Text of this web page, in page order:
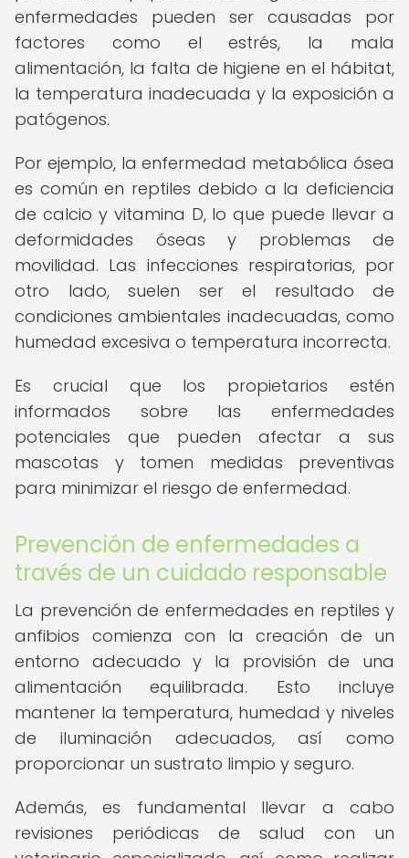
enfermedades pueden ser causadas por
factores como el estrés, la mala
alimentación, la falta de higiene en el hábitat,
la temperatura inadecuada y la exposición a
patógenos.
Por ejemplo, la enfermedad metabólica ósea
es común en reptiles debido a la deficiencia
de calcio y vitamina D, lo que puede llevar a
deformidades óseas y problemas de
movilidad. Las infecciones respiratorias, por
otro lado, suelen ser el resultado de
condiciones ambientales inadecuadas, como
humedad excesiva o temperatura incorrecta.
Es crucial que los propietarios estén
informados sobre las enfermedades
potenciales que pueden afectar a sus
mascotas y tomen medidas preventivas
para minimizar el riesgo de enfermedad.
Prevención de enfermedades a
través de un cuidado responsable
La prevención de enfermedades en reptiles y
anfibios comienza con la creación de un
entorno adecuado y la provisión de una
alimentación equilibrada. Esto incluye
mantener la temperatura, humedad y niveles
de iluminación adecuados, así como
proporcionar un sustrato limpio y seguro.
Además, es fundamental llevar a cabo
revisiones periódicas de salud con un